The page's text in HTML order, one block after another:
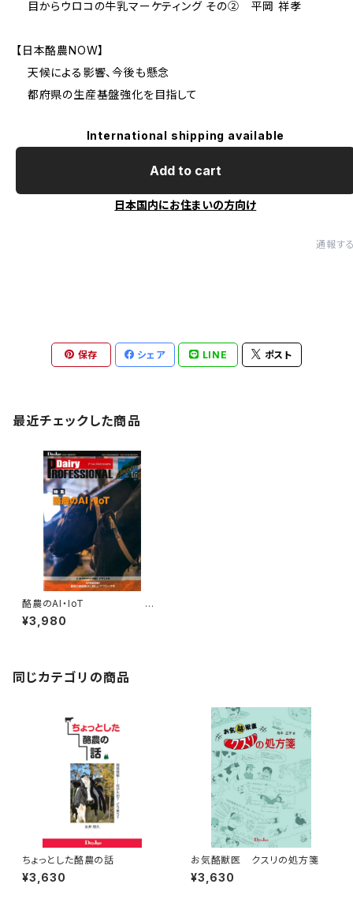
目からウロコの牛乳マーケティング その② 平岡 祥孝
【日本酪農NOW】
天候による影響、今後も懸念
都府県の生産基盤強化を目指して
International shipping available
Add to cart
日本国内にお住まいの方向け
通報す
保存 シェア LINE ポスト
最近チェックした商品
酪農のAI・IoT
Dairy PROFESSION
¥3,980
同じカテゴリの商品
ちょっとした酪農の話
¥3,630
お気酪獣医 クスリの処方箋
¥3,630